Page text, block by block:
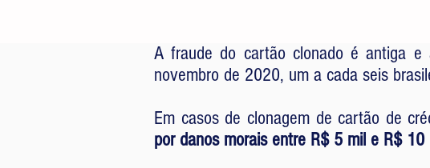
A fraude do cartão clonado é antiga e
novembro de 2020, um a cada seis
Em casos de clonagem de cartão de
por danos morais entre R$ 5 mil e R$ 10